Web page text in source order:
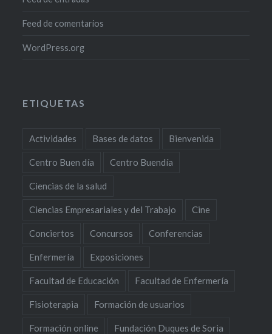
Feed de comentarios
WordPress.org
ETIQUETAS
Actividades Bases de datos Bienvenida
Centro Buen día Centro Buendía
Ciencias de la salud
Ciencias Empresariales y del Trabajo Cine
Conciertos Concursos Conferencias
Enfermería Exposiciones
Facultad de Educación Facultad de Enfermería
Fisioterapia Formación de usuarios
Formación online Fundación Duques de Soria